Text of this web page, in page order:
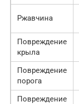
Ржавчина
Повреждение
крыла
Повреждение
порога
Повреждение